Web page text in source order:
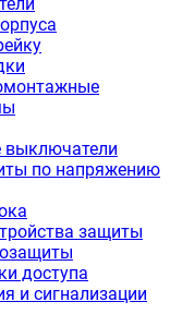
выключатели
по напряжению
защиты
доступа
и сигнализации